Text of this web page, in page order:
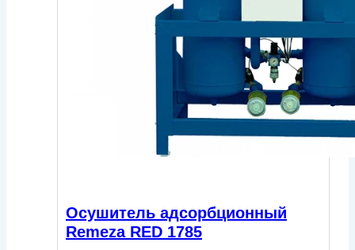
Осушитель адсорбционный
Remeza RED 1785